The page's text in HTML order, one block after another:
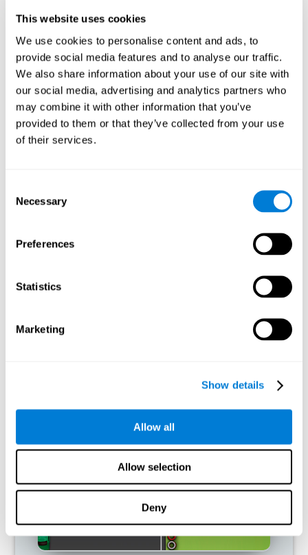
This website uses cookies
We use cookies to personalise content and ads, to
provide social media features and to analyse our traffic.
We also share information about your use of our site with
our social media, advertising and analytics partners who
may combine it with other information that you’ve
provided to them or that they’ve collected from your use
of their services.
Selection
Necessary
Preferences
Statistics
Marketing
Show details
Allow all
Allow selection
Deny
vermelerine yardımcı olur ve kullanıcıyı farklı bilişsel becerileri
üzerinde çalışırken eğlendirir.
Akıl oyunu “Robo Factory” bilişsel
becerilerimi nasıl geliştirir?
CogniFit'in Robo Factory, belirli bir nöral aktivasyon modelini
uyarmaya yardımcı olur. Bu modeli tutarlı bir şekilde tekrarlamak
ve eğitmek, yeni sinapslar oluşturmaya yardımcı olabilir ve nöral
devrelerin yeniden düzenlenmesine ve zayıflamış veya hasar
oluşturmaya, nöral devreleri yeniden düzenlemeye ve bilişsel
işlevleri geliştirmeye yardımcı olabilir.
geliştirmediğimde ne olur?
Beynimiz kaynakları korumak için tasarlanmıştır, bu nedenle sık
kullanılmayan bağlantıları ortadan kaldırma eğilimindedir. Bu
şekilde, belirli bir bilişsel yetenek sıklıkla kullanılmazsa, beyin o
giderek zayıflar. Bu, bu bilişsel işlevi daha az kullanmamızı
sağlayarak günlük faaliyetlerimizde daha az etkili olmamızı